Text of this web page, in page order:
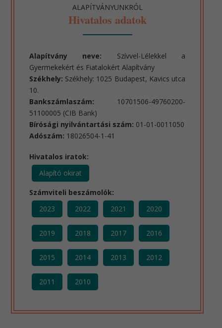
ALAPÍTVÁNYUNKRÓL
Hivatalos adatok
Alapítvány neve: Szívvel-Lélekkel a
Gyermekekért és Fiatalokért Alapítvány
Székhely: Székhely: 1025 Budapest, Kavics utca
10.
Bankszámlaszám: 10701506-49760200-
51100005 (CIB Bank)
Bírósági nyilvántartási szám: 01-01-0011050
Adószám: 18026504-1-41
Hivatalos iratok:
Alapító okirat
Számviteli beszámolók:
2023
2022 2021 2020
2019 2018 2017 2016
2015 2014 2013 2012
2011 2010